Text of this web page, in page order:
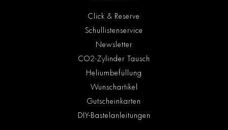
Click & Reserve
Schullistenservice
Newsletter
CO2-Zylinder Tausch
Heliumbefüllung
Wunschartikel
Gutscheinkarten
DIY-Bastelanleitungen